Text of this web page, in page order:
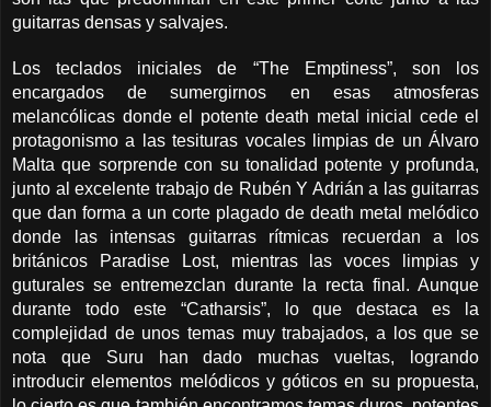
guitarras densas y salvajes.
Los teclados iniciales de “The Emptiness”, son los
encargados de sumergirnos en esas atmosferas
melancólicas donde el potente death metal inicial cede el
protagonismo a las tesituras vocales limpias de un Álvaro
Malta que sorprende con su tonalidad potente y profunda,
junto al excelente trabajo de Rubén Y Adrián a las guitarras
que dan forma a un corte plagado de death metal melódico
donde las intensas guitarras rítmicas recuerdan a los
británicos Paradise Lost, mientras las voces limpias y
guturales se entremezclan durante la recta final. Aunque
durante todo este “Catharsis”, lo que destaca es la
complejidad de unos temas muy trabajados, a los que se
nota que Suru han dado muchas vueltas, logrando
introducir elementos melódicos y góticos en su propuesta,